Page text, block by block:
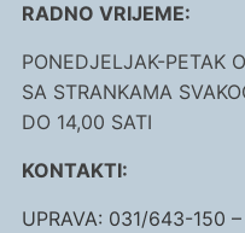
RADNO VRIJEME:
PONEDJELJAK-PETAK
SA STRANKAMA
DO 14,00 SATI
KONTAKTI:
UPRAVA: 031/643-150